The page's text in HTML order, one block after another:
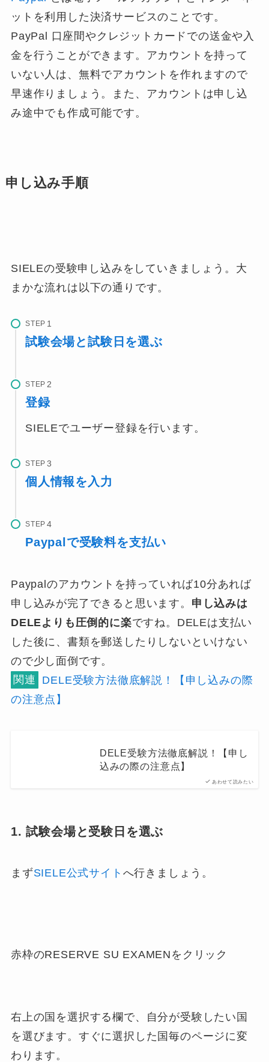
ットを利用した決済サービスのことです。
PayPal 口座間やクレジットカードでの送金や入
金を行うことができます。アカウントを持って
いない人は、 無料でアカウントを作れますので
早速作りましょう。また、 アカウントは申し込
み途中でも作成可能です。
申し込み手順
SIELEの受験申し込みをしていきましょう。大
まかな流れは以下の通りです。
STEP
試験会場と試験日を選ぶ
STEP
登録
SIELEでユーザー登録を行います。
STEP
個人情報を入力
STEP
Paypalで受験料を支払い
Paypalのアカウントを持っていれば10分あれば
申し込みが完了できると思います。 申し込みは
DELEよりも圧倒的に楽ですね。DELEは支払い
した後に、書類を郵送したりしないといけない
ので少し面倒です。
関連
DELE受験方法徹底解説！【申し込みの際
の注意点】
あわせて読みたい
DELE受験方法徹底解説！【申し
込みの際の注意点】
1. 試験会場と受験日を選ぶ
まずSIELE公式サイト へ行きましょう。
赤枠のRESERVE SU EXAMEN をクリック
右上の国を選択する欄で、自分が受験したい国
を選びます。すぐに選択した国毎のページに変
わります。